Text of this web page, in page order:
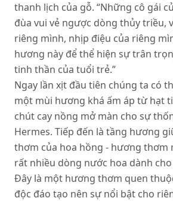
thanh lịch của gỗ. “Những cô gái
đùa vui vẻ ngược dòng thủy triều,
riêng mình, nhịp điệu của riêng
hương này để thể hiện sự trân
tinh thần của tuổi trẻ.”
Ngay lần xịt đầu tiên chúng ta có
một mùi hương khá ấm áp từ hạt
chút cay nồng mở màn cho sự
Hermes. Tiếp đến là tầng hương
thơm của hoa hồng - hương thơm
rất nhiều dòng nước hoa dành
Đây là một hương thơm quen
độc đáo tạo nên sự nổi bật cho